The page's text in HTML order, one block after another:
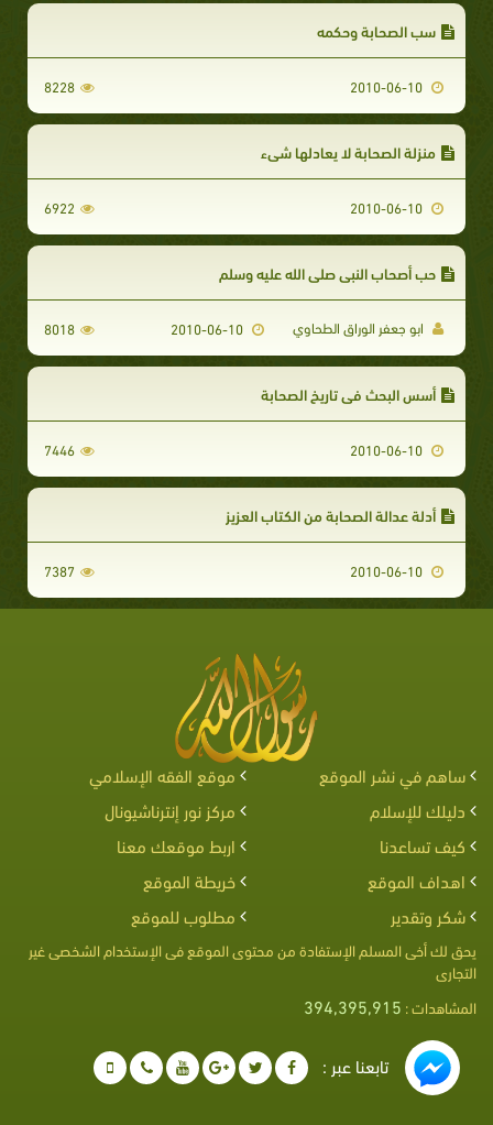
سب الصحابة وحكمه
8228
منزلة الصحابة لا يعادلها شيء
6922
حب أصحاب النبي صلى الله عليه وسلم
ابو جعفر الوراق الطحاوي 2010-06-10
8018
أسس البحث في تاريخ الصحابة
7446
أدلة عدالة الصحابة من الكتاب العزيز
7387
ساهم في نشر الموقع
موقع الفقه الإسلامي
دليلك للإسلام
مركز نور إنترناشيونال
كيف تساعدنا
اربط موقعك معنا
اهداف الموقع
خريطة الموقع
شكر وتقدير
مطلوب للموقع
يحق لك أخى المسلم الإستفادة من محتوى الموقع فى الإستخدام الشخصى غير
التجارى
المشاهدات : 394,395,915
تابعنا عبر :